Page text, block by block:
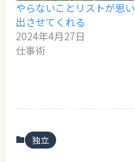
やらないことリストが思い
出させてくれる
2024年4月27日
仕事術
独立